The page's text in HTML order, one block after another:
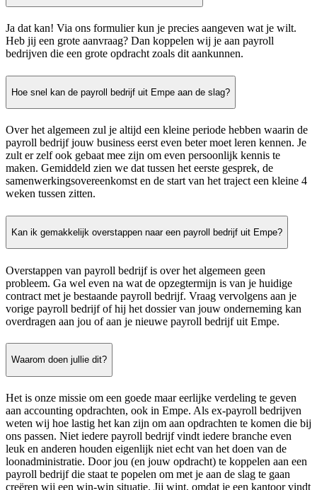
Ja dat kan! Via ons formulier kun je precies aangeven wat je wilt.
Heb jij een grote aanvraag? Dan koppelen wij je aan payroll
bedrijven die een grote opdracht zoals dit aankunnen.
Hoe snel kan de payroll bedrijf uit Empe aan de slag?
Over het algemeen zul je altijd een kleine periode hebben waarin de
payroll bedrijf jouw business eerst even beter moet leren kennen. Je
zult er zelf ook gebaat mee zijn om even persoonlijk kennis te
maken. Gemiddeld zien we dat tussen het eerste gesprek, de
samenwerkingsovereenkomst en de start van het traject een kleine 4
weken tussen zitten.
Kan ik gemakkelijk overstappen naar een payroll bedrijf uit Empe?
Overstappen van payroll bedrijf is over het algemeen geen
probleem. Ga wel even na wat de opzegtermijn is van je huidige
contract met je bestaande payroll bedrijf. Vraag vervolgens aan je
vorige payroll bedrijf of hij het dossier van jouw onderneming kan
overdragen aan jou of aan je nieuwe payroll bedrijf uit Empe.
Waarom doen jullie dit?
Het is onze missie om een goede maar eerlijke verdeling te geven
aan accounting opdrachten, ook in Empe. Als ex-payroll bedrijven
weten wij hoe lastig het kan zijn om aan opdrachten te komen die bij
ons passen. Niet iedere payroll bedrijf vindt iedere branche even
leuk en anderen houden eigenlijk niet echt van het doen van de
loonadministratie. Door jou (en jouw opdracht) te koppelen aan een
payroll bedrijf die staat te popelen om met je aan de slag te gaan
creëren wij een win-win situatie. Jij wint, omdat je een kantoor vindt